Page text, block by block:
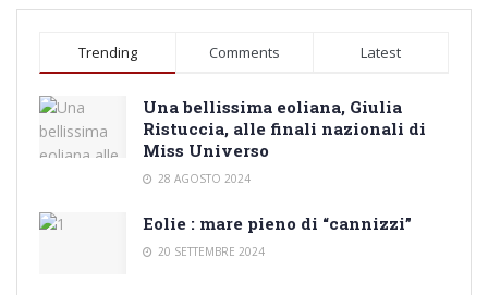
Trending Comments Latest
Una bellissima eoliana, Giulia
Ristuccia, alle finali nazionali di
Miss Universo
28 AGOSTO 2024
Eolie : mare pieno di “cannizzi”
20 SETTEMBRE 2024